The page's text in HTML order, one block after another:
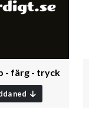
- färg - tryck
ned